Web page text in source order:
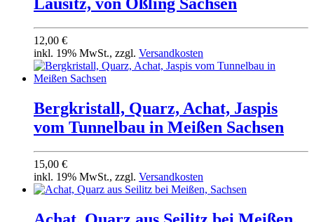
Lausitz, von Oßling Sachsen
12,00 €
inkl. 19% MwSt., zzgl. Versandkosten
Bergkristall, Quarz, Achat, Jaspis
vom Tunnelbau in Meißen Sachsen
15,00 €
inkl. 19% MwSt., zzgl. Versandkosten